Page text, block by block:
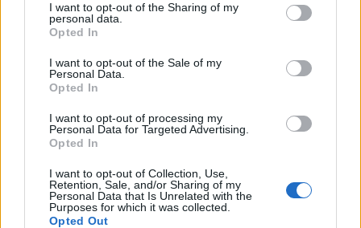
I want to opt-out of the Sharing of my
personal data.
Opted In
I want to opt-out of the Sale of my
Personal Data.
Opted In
I want to opt-out of processing my
Personal Data for Targeted Advertising.
Opted In
I want to opt-out of Collection, Use,
Retention, Sale, and/or Sharing of my
Personal Data that Is Unrelated with the
Purposes for which it was collected.
Opted Out
Tutti i documenti e servizi disponibili →
Visure Camerali - Società di Persone
€ 5,39 IVA inclusa